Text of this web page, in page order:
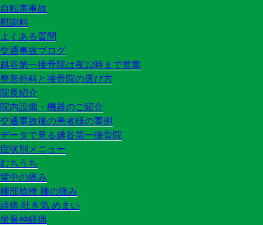
自転車事故
慰謝料
よくある質問
交通事故ブログ
越谷第一接骨院は夜22時まで営業
整形外科と接骨院の選び方
院長紹介
院内設備・機器のご紹介
交通事故後の患者様の事例
データで見る越谷第一接骨院
症状別メニュー
むちうち
背中の痛み
腰部捻挫 腰の痛み
頭痛 吐き気 めまい
坐骨神経痛